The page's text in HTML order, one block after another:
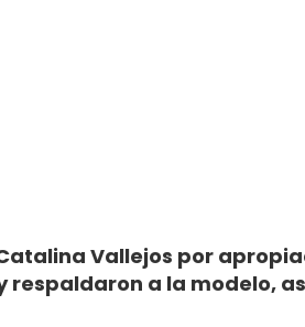
Vallejos por
a la modelo,